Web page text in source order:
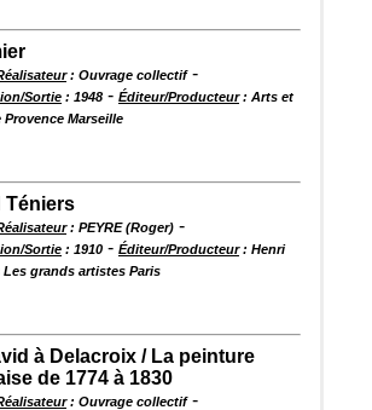
: Ouvrage collectif-
Sortie : 1948 - Éditeur/Producteur: Arts et
Provence Marseille
Téniers
: PEYRE (Roger) -
Sortie : 1910 - Éditeur/Producteur: Henri
Les grands artistes Paris
à Delacroix / La peinture
de 1774 à 1830
: Ouvrage collectif-